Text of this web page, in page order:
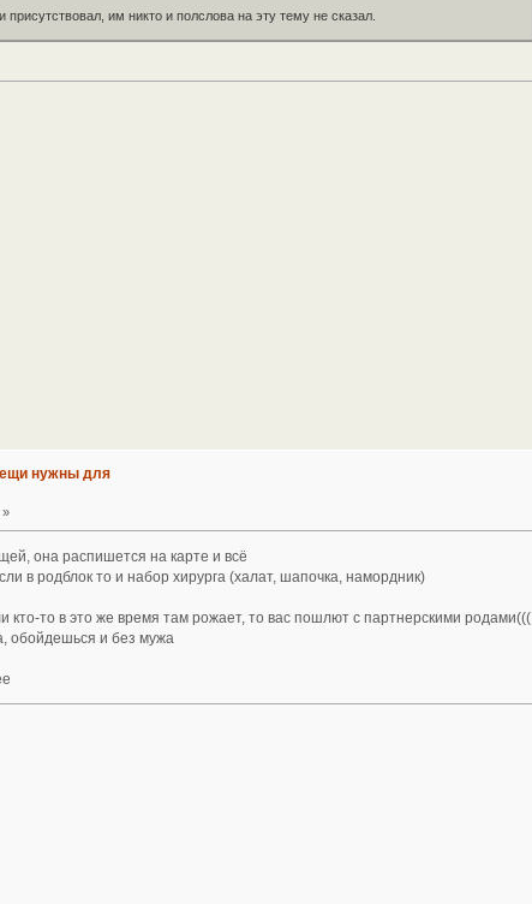
им никто и полслова на эту тему не сказал.
нужны для
»
она распишется на карте и всё
в родблок то и набор хирурга (халат, шапочка, намордник)
кто-то в это же время там рожает, то вас пошлют с партнерскими родами(((
обойдешься и без мужа